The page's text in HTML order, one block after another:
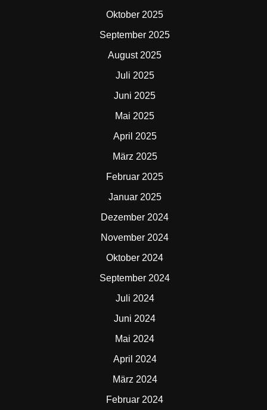
Oktober 2025
September 2025
August 2025
Juli 2025
Juni 2025
Mai 2025
April 2025
März 2025
Februar 2025
Januar 2025
Dezember 2024
November 2024
Oktober 2024
September 2024
Juli 2024
Juni 2024
Mai 2024
April 2024
März 2024
Februar 2024